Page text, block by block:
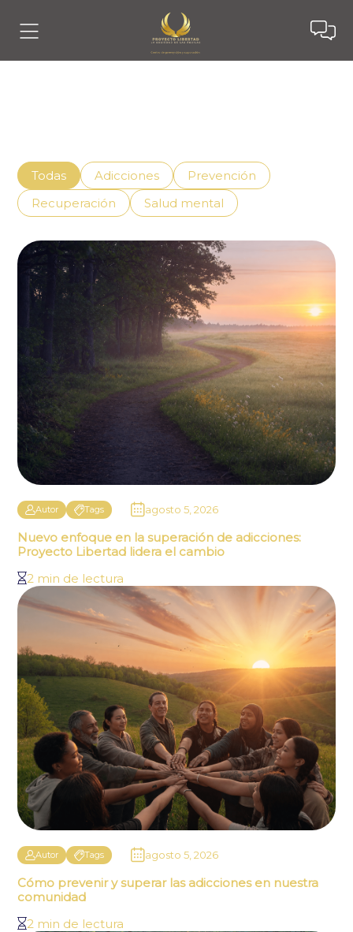
Todas Adicciones
Prevención
Recuperación
Salud mental
Autor Tags agosto 5, 2026
Nuevo enfoque en la superación de adicciones:
Proyecto Libertad lidera el cambio
2 min de lectura
Autor Tags agosto 5, 2026
Cómo prevenir y superar las adicciones en nuestra
comunidad
2 min de lectura